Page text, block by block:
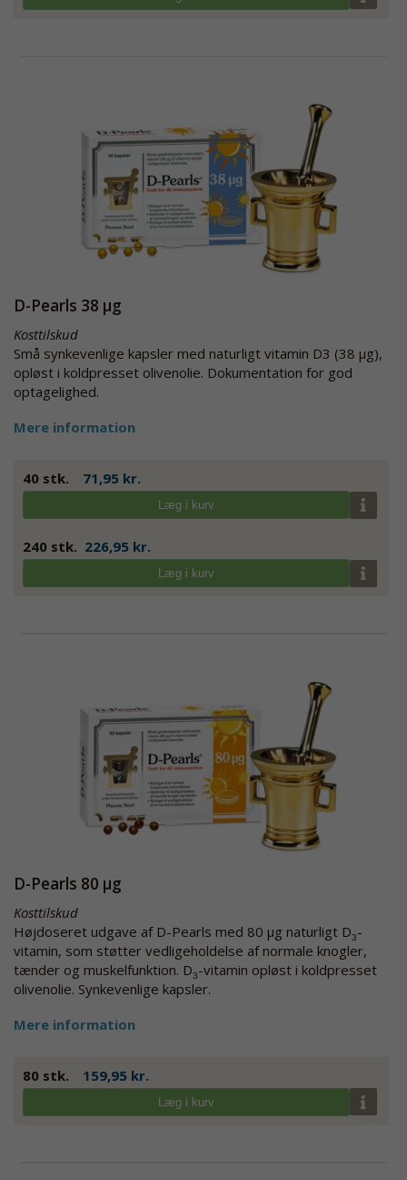
D-Pearls 38 µg
Kosttilskud
Små synkevenlige kapsler med naturligt vitamin D3 (38 µg),
opløst i koldpresset olivenolie. Dokumentation for god
optagelighed.
Mere information
40 stk. 71,95 kr.
Læg i kurv
240 stk. 226,95 kr.
Læg i kurv
D-Pearls 80 µg
Kosttilskud
Højdoseret udgave af D-Pearls med 80 µg naturligt D3-
vitamin, som støtter vedligeholdelse af normale knogler,
tænder og muskelfunktion. D3-vitamin opløst i koldpresset
olivenolie. Synkevenlige kapsler.
Mere information
80 stk. 159,95 kr.
Læg i kurv